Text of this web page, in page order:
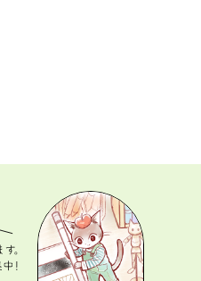
叶えます。 マンガ持ち込